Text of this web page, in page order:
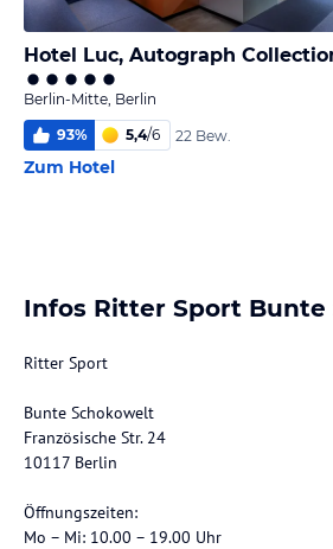
Hotel Luc, Autograph
Berlin-Mitte, Berlin
93% 5,4/6 22 Bew.
Zum Hotel
Infos Ritter Sport
Ritter Sport
Bunte Schokowelt
Französische Str. 24
10117 Berlin
Öffnungszeiten:
Mo – Mi: 10.00 – 19.00 Uhr